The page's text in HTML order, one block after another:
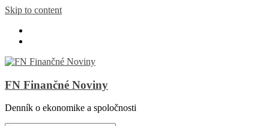
Skip to content
FN Finančné Noviny
Denník o ekonomike a spoločnosti